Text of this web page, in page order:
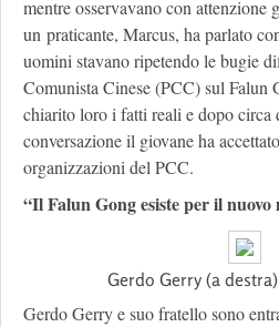
mentre osservavano con attenzione
un praticante, Marcus, ha parlato
uomini stavano ripetendo le bugie
Comunista Cinese (PCC) sul Falun
chiarito loro i fatti reali e dopo
conversazione il giovane ha
organizzazioni del PCC.
“Il Falun Gong esiste per il nuovo
Gerdo Gerry (a
Gerdo Gerry e suo fratello sono